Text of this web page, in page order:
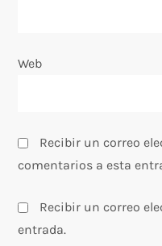
d
s
Web
Recibir un correo
comentarios a esta
Recibir un correo
entrada.